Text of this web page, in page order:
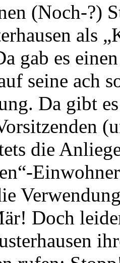
(Noch-?)
als
gab es
seine ach
Da gibt
die
Doch